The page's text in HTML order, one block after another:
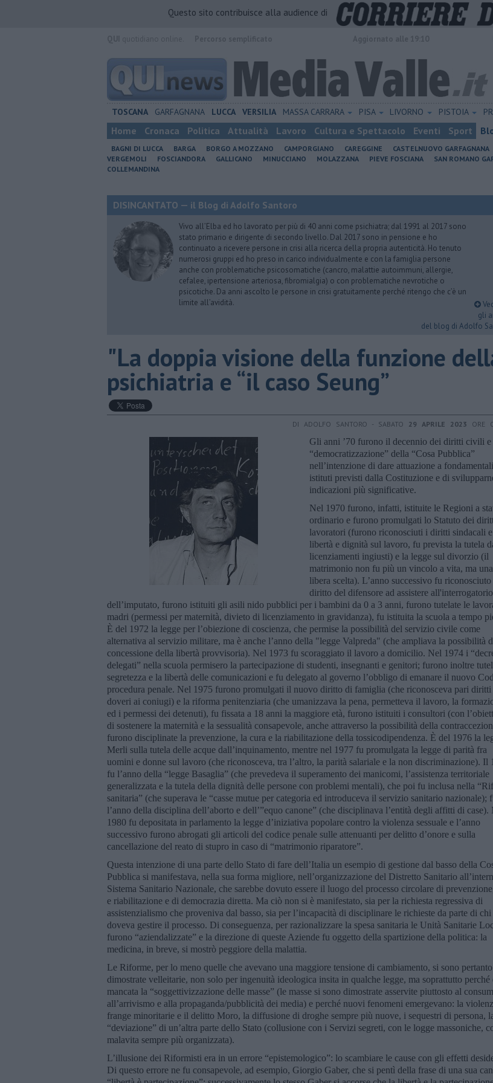
Questo sito contribuisce alla audience di
TOSCANA GARFAGNANA LUCCA VERSILIA MASSA CARRARA PISA LIVORNO PISTOIA
Home Cronaca Politica Attualità Lavoro Cultura e Spettacolo Eventi Sport
BAGNI DI LUCCA BARGA BORGO A MOZZANO CAMPORGIANO CAREGGINE CASTELNUOVO GARFAGNANA
VERGEMOLI
FOSCIANDORA GALLICANO MINUCCIANO MOLAZZANA PIEVE FOSCIANA SAN ROMANO
COLLEMANDINA
DISINCANTATO — il Blog di Adolfo Santoro
Vivo all’Elba ed ho lavorato per più di 40 anni come psichiatra; dal 1991 al 2017 sono
stato primario e dirigente di secondo livello. Dal 2017 sono in pensione e ho
continuato a ricevere persone in crisi alla ricerca della propria autenticità. Ho tenuto
numerosi gruppi ed ho preso in carico individualmente e con la famiglia persone
anche con problematiche psicosomatiche (cancro, malattie autoimmuni, allergie,
cefalee, ipertensione arteriosa, fibromialgia) o con problematiche nevrotiche o
psicotiche. Da anni ascolto le persone in crisi gratuitamente perché ritengo che c’è un
limite all’avidità.
gli
del blog di Adolfo
"​La doppia visione della funzione
psichiatria e “il caso Seung”
DI ADOLFO SANTORO - SABATO 29 APRILE 2023 ORE
Gli anni ’70 furono il decennio dei diritti civili e
“democratizzazione” della “Cosa Pubblica”
nell’intenzione di dare attuazione a fondamentali
istituti previsti dalla Costituzione e di
indicazioni più significative.
Nel 1970 furono, infatti, istituite le Regioni a
ordinario e furono promulgati lo Statuto dei
lavoratori (furono riconosciuti i diritti sindacali
libertà e dignità sul lavoro, fu prevista la tutela
licenziamenti ingiusti) e la legge sul divorzio (il
matrimonio non fu più un vincolo a vita, ma una
libera scelta). L’anno successivo fu
diritto del difensore ad assistere all'interrogatorio
dell’imputato, furono istituiti gli asili nido pubblici per i bambini da 0 a 3 anni, furono tutelate le
madri (permessi per maternità, divieto di licenziamento in gravidanza), fu istituita la scuola a tempo
È del 1972 la legge per l’obiezione di coscienza, che permise la possibilità del servizio civile come
alternativa al servizio militare, ma è anche l’anno della "legge Valpreda" (che ampliava la possibilità
concessione della libertà provvisoria). Nel 1973 fu scoraggiato il lavoro a domicilio. Nel 1974 i
delegati” nella scuola permisero la partecipazione di studenti, insegnanti e genitori; furono inoltre
segretezza e la libertà delle comunicazioni e fu delegato al governo l’obbligo di emanare il nuovo
procedura penale. Nel 1975 furono promulgati il nuovo diritto di famiglia (che riconosceva pari diritti
doveri ai coniugi) e la riforma penitenziaria (che umanizzava la pena, permetteva il lavoro, la
ed i permessi dei detenuti), fu fissata a 18 anni la maggiore età, furono istituiti i consultori (con
di sostenere la maternità e la sessualità consapevole, anche attraverso la possibilità della
furono disciplinate la prevenzione, la cura e la riabilitazione della tossicodipendenza. È del 1976 la
Merli sulla tutela delle acque dall’inquinamento, mentre nel 1977 fu promulgata la legge di parità fra
uomini e donne sul lavoro (che riconosceva, tra l’altro, la parità salariale e la non discriminazione). Il
fu l’anno della “legge Basaglia” (che prevedeva il superamento dei manicomi, l’assistenza territoriale
generalizzata e la tutela della dignità delle persone con problemi mentali), che poi fu inclusa nella
sanitaria” (che superava le “casse mutue per categoria ed introduceva il servizio sanitario nazionale);
l’anno della disciplina dell’aborto e dell’”equo canone” (che disciplinava l’entità degli affitti di case).
1980 fu depositata in parlamento la legge d’iniziativa popolare contro la violenza sessuale e l’anno
successivo furono abrogati gli articoli del codice penale sulle attenuanti per delitto d’onore e sulla
cancellazione del reato di stupro in caso di “matrimonio riparatore”.
Questa intenzione di una parte dello Stato di fare dell’Italia un esempio di gestione dal basso della
Pubblica si manifestava, nella sua forma migliore, nell’organizzazione del Distretto Sanitario
Sistema Sanitario Nazionale, che sarebbe dovuto essere il luogo del processo circolare di
e riabilitazione e di democrazia diretta. Ma ciò non si è manifestato, sia per la richiesta regressiva di
assistenzialismo che proveniva dal basso, sia per l’incapacità di disciplinare le richieste da parte di chi
doveva gestire il processo. Di conseguenza, per razionalizzare la spesa sanitaria le Unità Sanitarie
furono “aziendalizzate” e la direzione di queste Aziende fu oggetto della spartizione della politica: la
medicina, in breve, si mostrò peggiore della malattia.
Le Riforme, per lo meno quelle che avevano una maggiore tensione di cambiamento, si sono pertanto
dimostrate velleitarie, non solo per ingenuità ideologica insita in qualche legge, ma soprattutto perché
mancata la “soggettivizzazione delle masse” (le masse si sono dimostrate asservite piuttosto al
all’arrivismo e alla propaganda/pubblicità dei media) e perché nuovi fenomeni emergevano: la
frange minoritarie e il delitto Moro, la diffusione di droghe sempre più nuove, i sequestri di persona,
“deviazione” di un’altra parte dello Stato (collusione con i Servizi segreti, con le logge massoniche,
malavita sempre più organizzata).
L’illusione dei Riformisti era in un errore “epistemologico”: lo scambiare le cause con gli effetti
Di questo errore ne fu consapevole, ad esempio, Giorgio Gaber, che si pentì della frase di una sua